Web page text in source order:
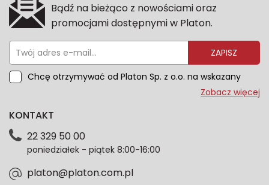
Bądź na bieżąco z nowościami oraz
promocjami dostępnymi w Platon.
ZAPISZ
Chcę otrzymywać od Platon Sp. z o.o. na wskazany
przeze mnie adres e-mail informacje marketingowe
dotyczące danych osobowych znajdziesz w naszej
każdym czasie. Wycofanie zgody nie wpłynie na
zgodność z prawem przetwarzania dokonanego przed
Zobacz więcej
KONTAKT
22 329 50 00
poniedziałek - piątek 8:00-16:00
platon@platon.com.pl